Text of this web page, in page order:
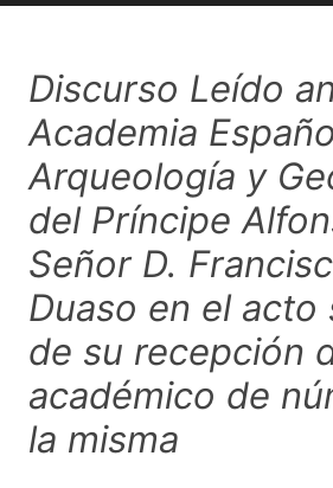
Discurso Leído
Academia
Arqueología y
del Príncipe
Señor D.
Duaso en el acto
de su recepción
académico de
la misma